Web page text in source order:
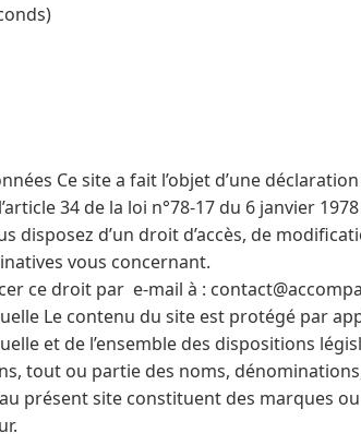
Ce site a fait l’objet d’une
34 de la loi n°78-17 du 6 janvier
disposez d’un droit d’accès, de
vous concernant.
ce droit par e-mail à :
Le contenu du site est protégé par
et de l’ensemble des dispositions
tout ou partie des noms,
présent site constituent des marques